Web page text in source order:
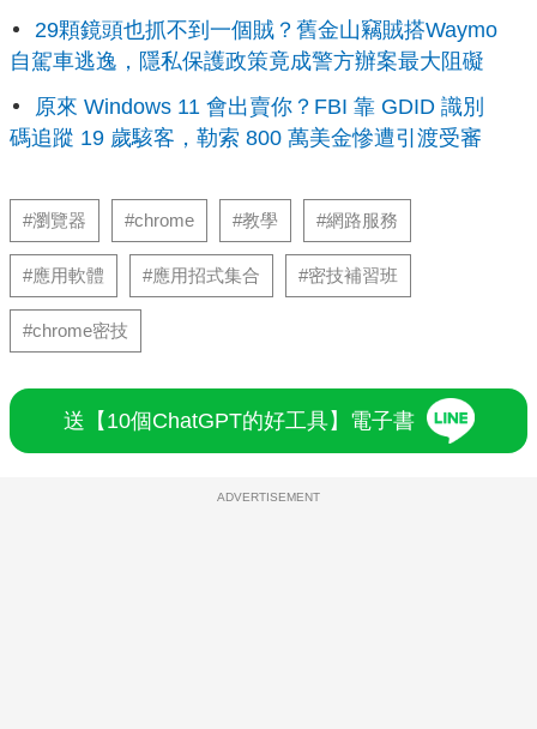
29顆鏡頭也抓不到一個賊？舊金山竊賊搭Waymo
自駕車逃逸，隱私保護政策竟成警方辦案最大阻礙
原來 Windows 11 會出賣你？FBI 靠 GDID 識別
碼追蹤 19 歲駭客，勒索 800 萬美金慘遭引渡受審
#瀏覽器 #chrome #教學 #網路服務
#應用軟體 #應用招式集合 #密技補習班
#chrome密技
送【10個ChatGPT的好工具】電子書
ADVERTISEMENT